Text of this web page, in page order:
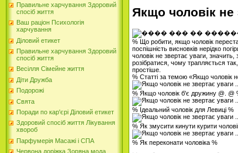
Правильне харчування Здоровий
спосіб життя
Ваш раціон Психологія
харчування
Діловий етикет
Правильне харчування Здоровий
спосіб життя
Весілля Сімейне життя
Діти Дружба
Подорожі
Свята
Поради по кар'єрі Діловий етикет
Здоровий спосіб життя Лікування
хвороб
Парфумерія Масажі і СПА
Червона доріжка Зоряна мода
Якщо чоловік не
% Що робити, якщо чоловік
поспішність висновків нерідко
чоловік не звертає уваги,
розібратися, чому трапляється
простіше.
% Статті за темою «Якщо чоловік
% Якщо чоловік б'є дружину @. @
% Ідеальний чоловік для Левиці %
% Як змусити кинути курити
% Як переконати чоловіка %